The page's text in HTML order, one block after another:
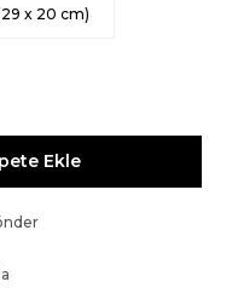
x 20 cm)
Ekle